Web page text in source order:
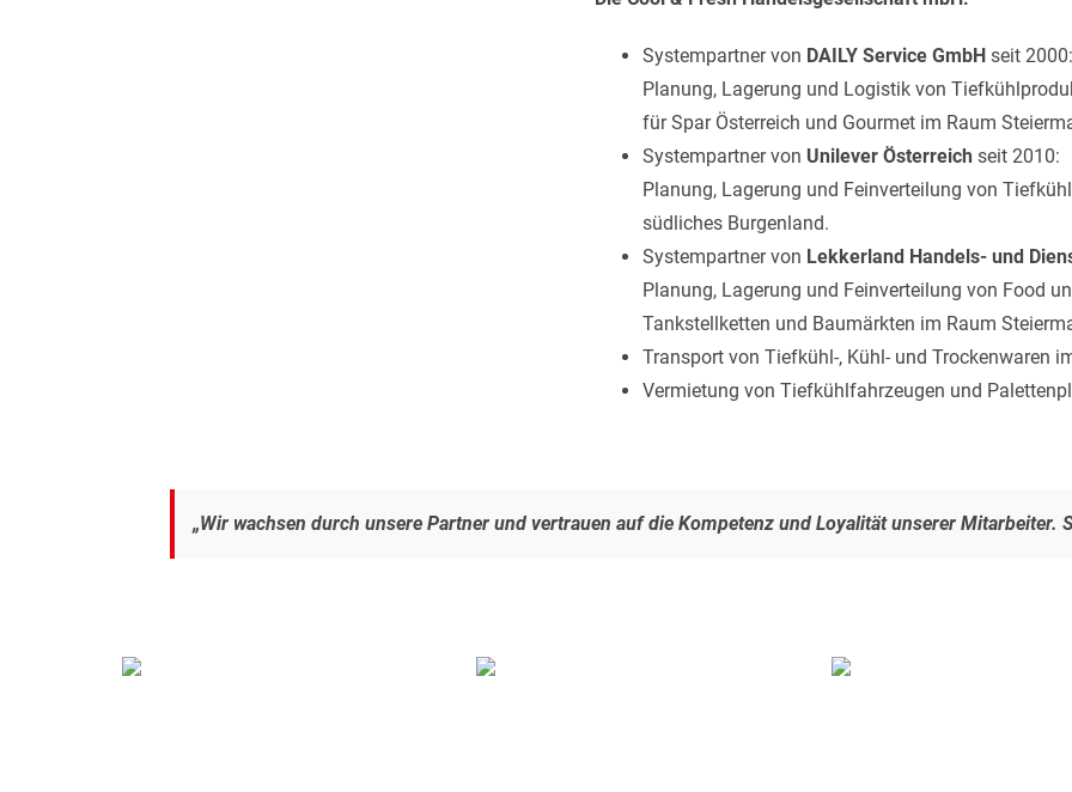
Systempartner von DAILY Service GmbH seit
Planung, Lagerung und Logistik von
für Spar Österreich und Gourmet im Raum
Systempartner von Unilever Österreich seit 2010:
Planung, Lagerung und Feinverteilung von
südliches Burgenland.
Systempartner von Lekkerland Handels- und
Planung, Lagerung und Feinverteilung von Food
Tankstellketten und Baumärkten im Raum
Transport von Tiefkühl-, Kühl- und Trockenwaren
Vermietung von Tiefkühlfahrzeugen und
„Wir wachsen durch unsere Partner und vertrauen auf die Kompetenz und Loyalität unserer Mitarbeiter.